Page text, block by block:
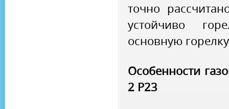
точно
устойчиво
основную
Особенности
2 P23